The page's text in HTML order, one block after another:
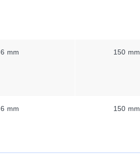
6 mm 150 mm
6 mm 150 mm